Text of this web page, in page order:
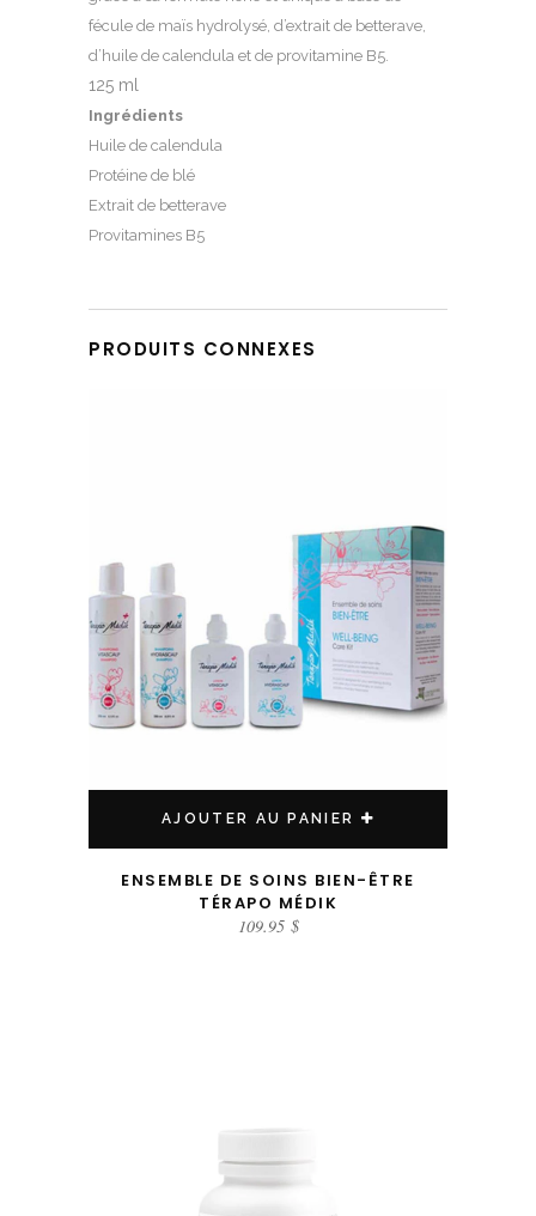
fécule de maïs hydrolysé, d’extrait de betterave,
d’huile de calendula et de provitamine B5.
125 ml
Ingrédients
Huile de calendula
Protéine de blé
Extrait de betterave
Provitamines B5
PRODUITS CONNEXES
AJOUTER AU PANIER
ENSEMBLE DE SOINS BIEN-ÊTRE
TÉRAPO MÉDIK
109.95 $